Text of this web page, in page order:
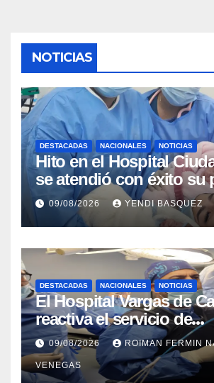
NOTICIAS
DESTACADAS NACIONALES NOTICIAS
Hito en el Hospital
se atendió con éxito su
parto gemelar
09/08/2026 YENDI BASQUEZ
DESTACADAS NACIONALES NOTICIAS
El Hospital Vargas de
reactiva el servicio de
Retrógrada
beneficiar a cientos de
09/08/2026 ROIMAN FERMIN
VENEGAS